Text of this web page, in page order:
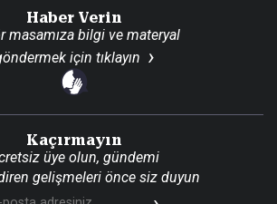
Haber Verin
masamıza bilgi ve materyal
için tıklayın
Kaçırmayın
üye olun, gündemi
gelişmeleri önce siz duyun